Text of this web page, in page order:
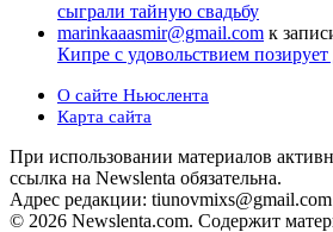
сыграли тайную свадьбу
marinkaaasmir@gmail.com к
Кипре с удовольствием позирует
О сайте Ньюслента
Карта сайта
При использовании материалов
ссылка на Newslenta обязательна.
Адрес редакции: tiunovmixs@gmail.com
© 2026 Newslenta.com. Содержит